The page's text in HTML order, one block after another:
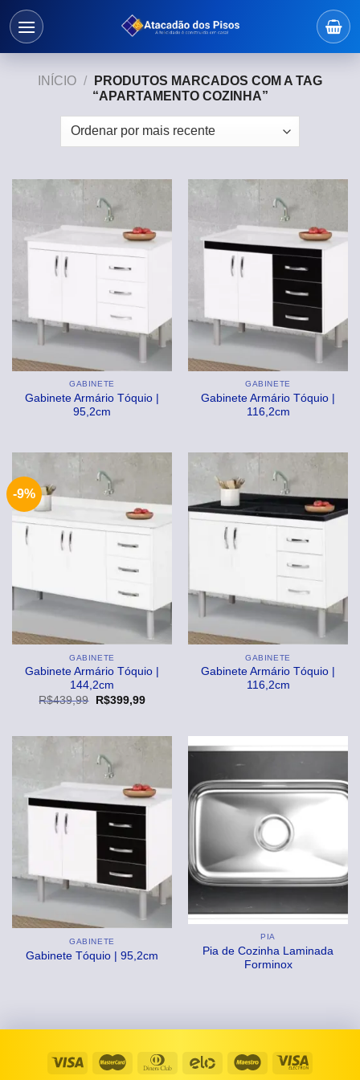
Skip
INÍCIO /
PRODUTOS MARCADOS COM A TAG
“APARTAMENTO COZINHA”
GABINETE
Gabinete Armário Tóquio |
95,2cm
GABINETE
Gabinete Armário Tóquio |
116,2cm
-9%
GABINETE
Gabinete Armário Tóquio |
144,2cm
R$439,99
O
R$439,99.
R$399,99O
R$399,99.
GABINETE
Gabinete Armário Tóquio |
116,2cm
GABINETE
Gabinete Tóquio | 95,2cm
PIA
Pia de Cozinha Laminada
Forminox